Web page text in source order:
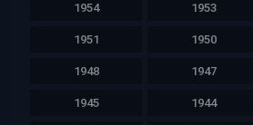
1954 1953
1951 1950
1948 1947
1945 1944